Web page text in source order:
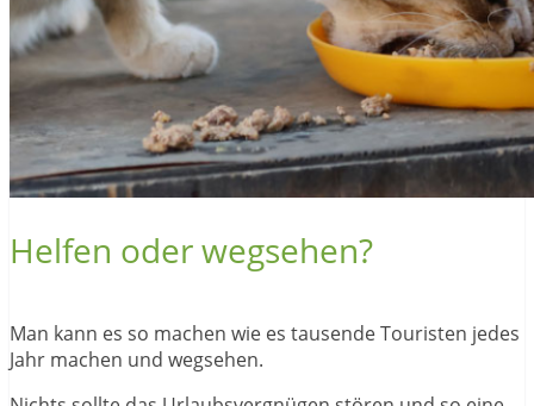
Helfen oder wegsehen?
Man kann es so machen wie es tausende Touristen jedes
Jahr machen und wegsehen.